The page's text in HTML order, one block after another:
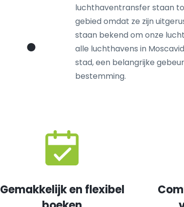
luchthaventransfer staan
gebied omdat ze zijn
staan bekend om onze
alle luchthavens in
stad, een belangrijke
bestemming.
Gemakkelijk en flexibel